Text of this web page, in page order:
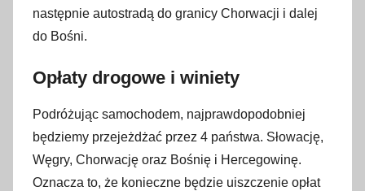
następnie autostradą do granicy Chorwacji i dalej
do Bośni.
Opłaty drogowe i winiety
Podróżując samochodem, najprawdopodobniej
będziemy przejeżdżać przez 4 państwa. Słowację,
Węgry, Chorwację oraz Bośnię i Hercegowinę.
Oznacza to, że konieczne będzie uiszczenie opłat